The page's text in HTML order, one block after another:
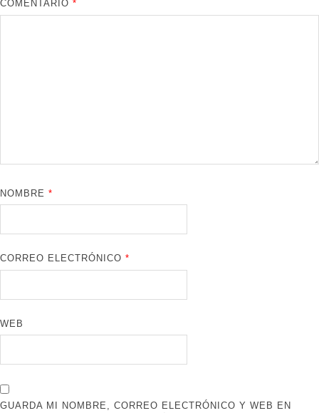
COMENTARIO*
NOMBRE*
CORREO ELECTRÓNICO*
WEB
GUARDA MI NOMBRE, CORREO ELECTRÓNICO Y WEB EN